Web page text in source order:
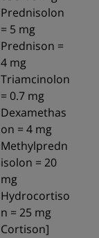
Prednisolon
= 5 mg
Prednison =
4 mg
Triamcinolon
= 0.7 mg
Dexamethas
on = 4 mg
Methylpredn
isolon = 20
mg
Hydrocortiso
n = 25 mg
Cortison]